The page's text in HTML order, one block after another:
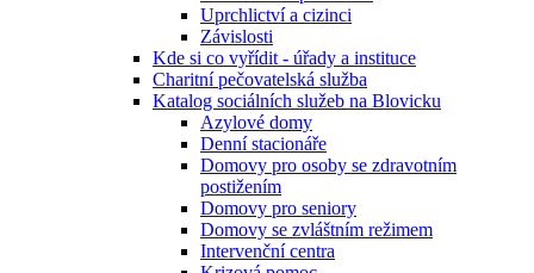
Uprchlictví a cizinci
Závislosti
Kde si co vyřídit - úřady a instituce
Charitní pečovatelská služba
Katalog sociálních služeb na Blovicku
Azylové domy
Denní stacionáře
Domovy pro osoby se zdravotním
postižením
Domovy pro seniory
Domovy se zvláštním režimem
Intervenční centra